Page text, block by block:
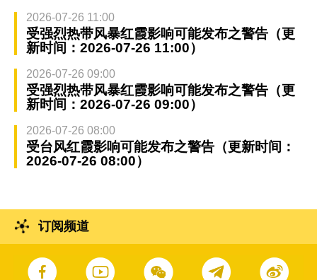
2026-07-26 11:00
受强烈热带风暴红霞影响可能发布之警告（更
新时间：2026-07-26 11:00）
2026-07-26 09:00
受强烈热带风暴红霞影响可能发布之警告（更
新时间：2026-07-26 09:00）
2026-07-26 08:00
受台风红霞影响可能发布之警告（更新时间：
2026-07-26 08:00）
订阅频道